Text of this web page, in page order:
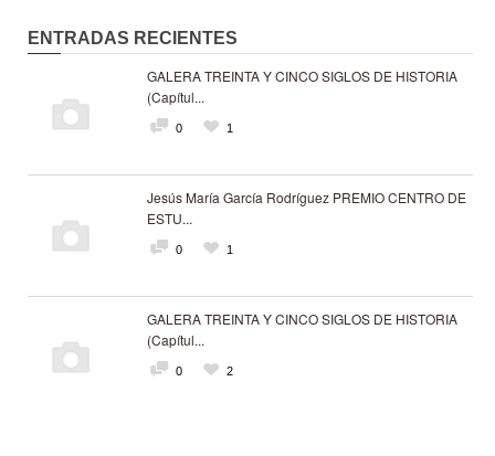
ENTRADAS RECIENTES
GALERA TREINTA Y CINCO SIGLOS DE HISTORIA
(Capítul...
0 1
Jesús María García Rodríguez PREMIO CENTRO DE
ESTU...
0 1
GALERA TREINTA Y CINCO SIGLOS DE HISTORIA
(Capítul...
0 2